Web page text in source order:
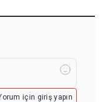
için giriş yapın